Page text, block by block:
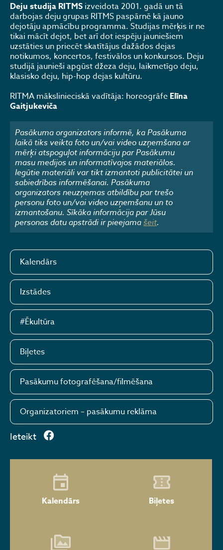
Deju studija RITMS izveidota 2001. gadā un tā
darbojas deju grupas RITMS paspārnē kā jauno
dejotāju apmācību programma. Studijas mērķis ir ne
tikai mācīt dejot, bet arī dot iespēju jauniešiem
uzstāties un priecēt skatītājus dažādos dejas
notikumos, koncertos, festivālos un konkursos. Deju
studijā jaunieši apgūst džeza deju, laikmetīgo deju,
klasisko deju, hip-hop dejas kultūru.
RITMA mākslinieciskā vadītāja: horeogrāfe Elīna
Gaitjukeviča
Pasākuma organizators informē, ka Pasākuma
laikā tiks veikta foto un/vai video uzņemšana ar
mērķi atspoguļot informāciju par Pasākumu
masu medijos un informatīvajos materiālos.
Iegūtie materiāli var tikt izmantoti publicitātei un
sabiedrības informēšanai. Pasākuma
organizators neuzņemas atbildību par trešo
personu foto un/vai video uzņemšanu un to
izmantošanu. Sīkāka informācija par Jūsu
personas datu apstrādi ir pieejamašeit.
Kalendārs
Izstādes
#Ēkultūra
Biļetes
Pasākumu fotografēšana/filmēšana
Organizatoriem – pasākumu reklāma
Ieteikt
Kalendārs Biļetes